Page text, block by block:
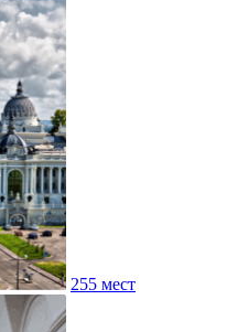
255 мест